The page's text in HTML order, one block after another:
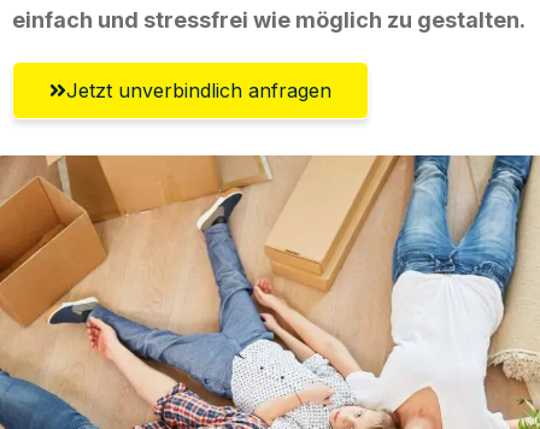
einfach und stressfrei wie möglich zu gestalten.
Jetzt unverbindlich anfragen